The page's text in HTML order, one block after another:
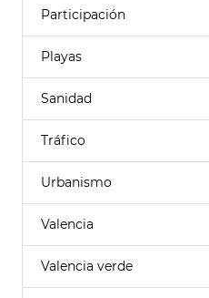
Participación
Playas
Sanidad
Tráfico
Urbanismo
Valencia
Valencia verde